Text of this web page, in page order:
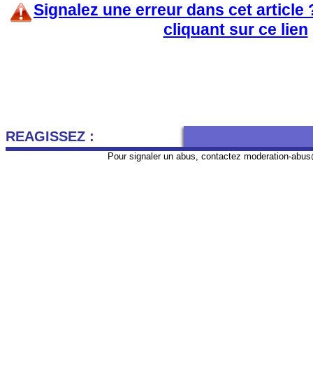
Signalez une erreur dans cet article
cliquant sur ce lien
REAGISSEZ :
Pour signaler un abus, contactez moderation-